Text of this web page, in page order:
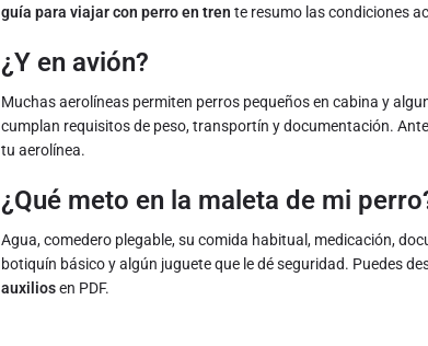
guía para viajar con perro en tren te resumo las condiciones
¿Y en avión?
Muchas aerolíneas permiten perros pequeños en cabina y
cumplan requisitos de peso, transportín y documentación.
tu aerolínea.
¿Qué meto en la maleta de mi
Agua, comedero plegable, su comida habitual, medicación,
botiquín básico y algún juguete que le dé seguridad. Puedes
auxiliosen PDF.